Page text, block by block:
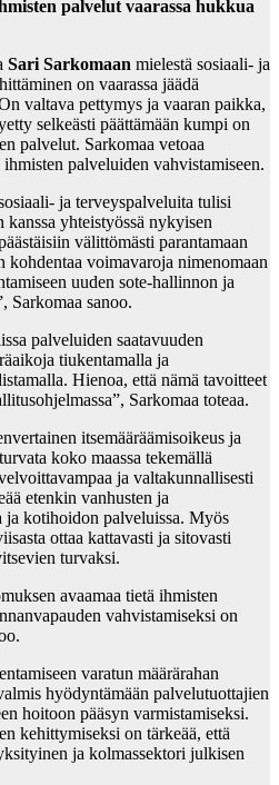
palvelut vaarassa hukkua
Sari Sarkomaan mielestä sosiaali- ja
on vaarassa jäädä
valtava pettymys ja vaaran paikka,
selkeästi päättämään kumpi on
palvelut. Sarkomaa vetoaa
palveluiden vahvistamiseen.
ja terveyspalveluita tulisi
yhteistyössä nykyisen
välittömästi parantamaan
voimavaroja nimenomaan
uuden sote-hallinnon ja
Sarkomaa sanoo.
palveluiden saatavuuden
tiukentamalla ja
Hienoa, että nämä tavoitteet
Sarkomaa toteaa.
itsemääräämisoikeus ja
koko maassa tekemällä
ja valtakunnallisesti
etenkin vanhusten ja
ja kotihoidon palveluissa. Myös
ottaa kattavasti ja sitovasti
turvaksi.
avaamaa tietä ihmisten
vahvistamiseksi on
varatun määrärahan
hyödyntämään palvelutuottajien
hoitoon pääsyn varmistamiseksi.
kehittymiseksi on tärkeää, että
ja kolmassektori julkisen